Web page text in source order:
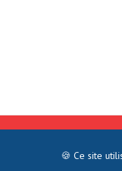
🍪 Ce site